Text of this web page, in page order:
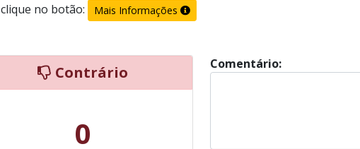
clique no botão: Mais Informações
Contrário
0
Comentário: